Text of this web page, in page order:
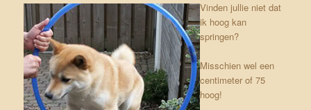
Vinden jullie niet dat
ik hoog kan
springen?
Misschien wel een
centimeter of 75
hoog!